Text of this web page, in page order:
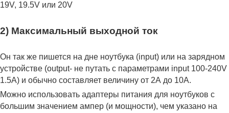
19V, 19.5V или 20V
2) Максимальный выходной ток
Он так же пишется на дне ноутбука (input) или на зарядном
устройстве (output- не путать с параметрами input 100-240V
1.5A) и обычно составляет величину от 2А до 10A.
Можно использовать адаптеры питания для ноутбуков с
большим значением ампер (и мощности), чем указано на